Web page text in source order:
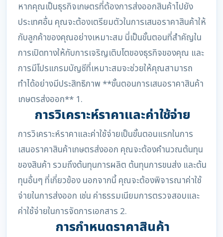
หากคุณเป็นธุรกิจเกษตรที่ต้องการส่งออกสินค้าไปยัง
ประเทศอื่น คุณจะต้องเตรียมตัวในการเสนอราคาสินค้าให้
กับลูกค้าของคุณอย่างเหมาะสม นี่เป็นขั้นตอนที่สำคัญใน
การเปิดทางให้กับการเจริญเติบโตของธุรกิจของคุณ และ
การมีโปรแกรมบัญชีที่เหมาะสมจะช่วยให้คุณสามารถ
ทำได้อย่างมีประสิทธิภาพ **ขั้นตอนการเสนอราคาสินค้า
เกษตรส่งออก** 1.
การวิเคราะห์ราคาและค่าใช้จ่าย
การวิเคราะห์ราคาและค่าใช้จ่ายเป็นขั้นตอนแรกในการ
เสนอราคาสินค้าเกษตรส่งออก คุณจะต้องคำนวณต้นทุน
ของสินค้า รวมถึงต้นทุนการผลิต ต้นทุนการขนส่ง และต้น
ทุนอื่นๆ ที่เกี่ยวข้อง นอกจากนี้ คุณจะต้องพิจารณาค่าใช้
จ่ายในการส่งออก เช่น ค่าธรรมเนียมการตรวจสอบและ
ค่าใช้จ่ายในการจัดการเอกสาร 2.
การกำหนดราคาสินค้า